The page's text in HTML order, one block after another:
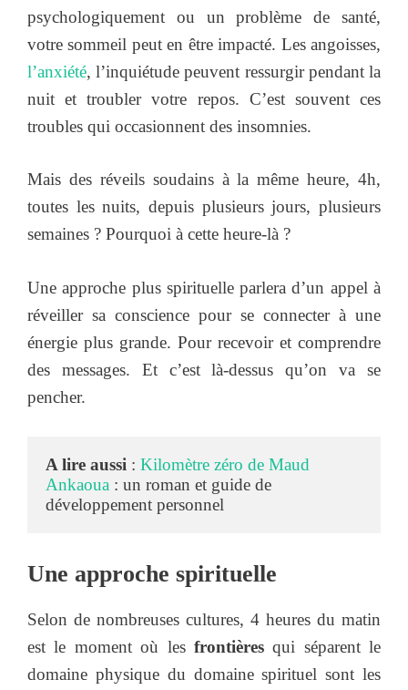
psychologiquement ou un problème de santé,
votre sommeil peut en être impacté. Les angoisses,
l’anxiété, l’inquiétude peuvent ressurgir pendant la
nuit et troubler votre repos. C’est souvent ces
troubles qui occasionnent des insomnies.
Mais des réveils soudains à la même heure, 4h,
toutes les nuits, depuis plusieurs jours, plusieurs
semaines ? Pourquoi à cette heure-là ?
Une approche plus spirituelle parlera d’un appel à
réveiller sa conscience pour se connecter à une
énergie plus grande. Pour recevoir et comprendre
des messages. Et c’est là-dessus qu’on va se
pencher.
A lire aussi : Kilomètre zéro de Maud
Ankaoua : un roman et guide de
développement personnel
Une approche spirituelle
Selon de nombreuses cultures, 4 heures du matin
est le moment où les frontièresqui séparent le
domaine physique du domaine spirituel sont les